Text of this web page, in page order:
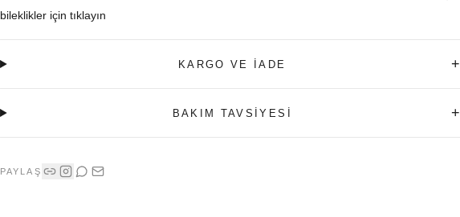
bileklikler için tıklayın
KARGO VE İADE +
BAKIM TAVSİYESİ +
PAYLAŞ